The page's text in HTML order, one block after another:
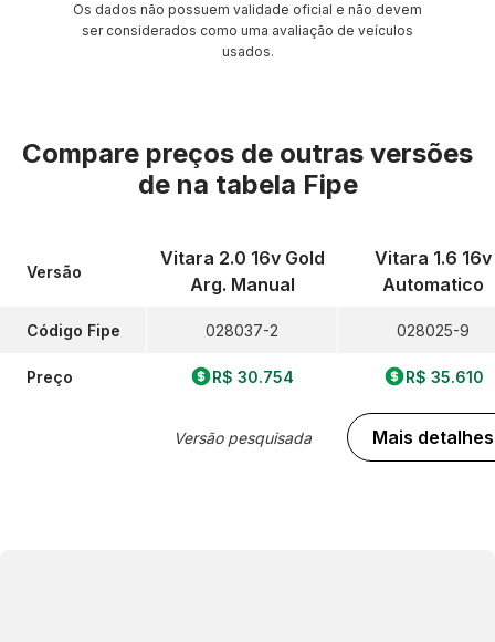
Os dados não possuem validade oficial e não devem
ser considerados como uma avaliação de veículos
usados.
Compare preços de outras versões
de na tabela Fipe
Versão
Código Fipe
Preço
Vitara 2.0 16v Gold
Arg. Manual
028037-2
R$ 30.754
Versão pesquisada
Vitara 1.6 16v
Automatico
028025-9
R$ 35.610
Mais detalhes